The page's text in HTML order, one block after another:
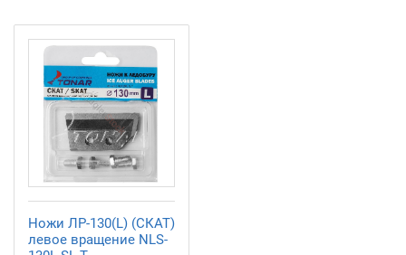
Ножи ЛР-130(L) (СКАТ)
левое вращение NLS-